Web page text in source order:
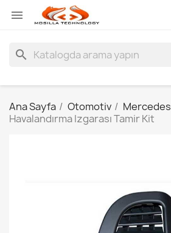

search
Ana Sayfa Otomotiv Mercedes
Havalandırma Izgarası Tamir Kit